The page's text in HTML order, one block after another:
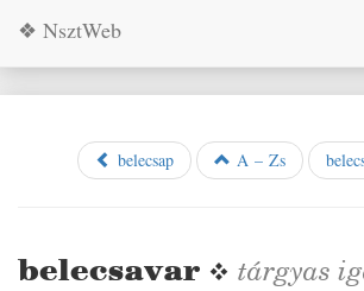
❖ NsztWeb
belecsap A – Zs
belecsavar ❖ tárgyas